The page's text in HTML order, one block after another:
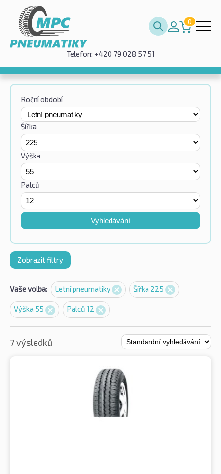
0
Telefon: +420 79 028 57 51
Roční období
Šířka
Výška
Palců
Vyhledávání
Zobrazit filtry
Vaše volba: Letní pneumatiky Šířka 225
Výška 55 Palců 12
7 výsledků